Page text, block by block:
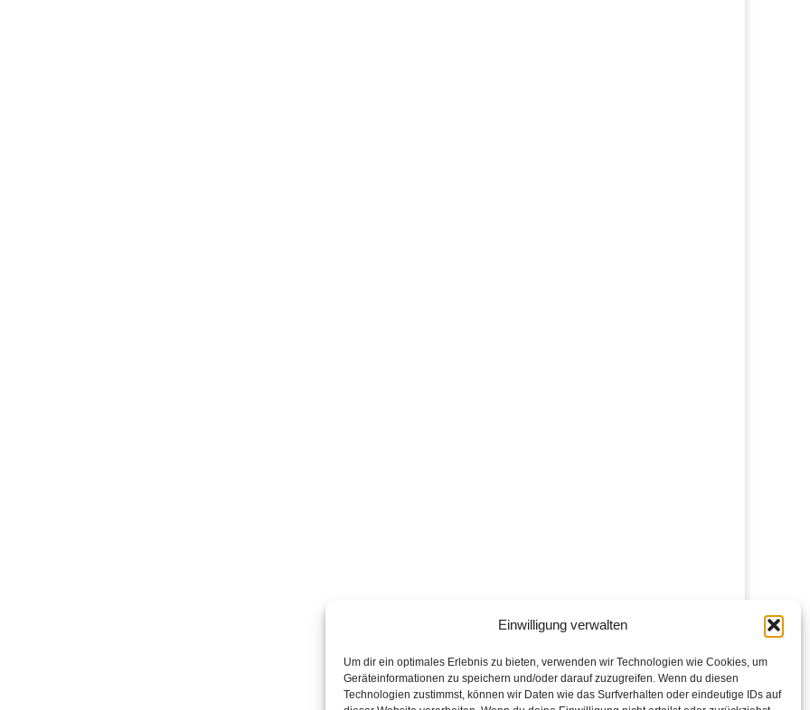
Einwilligung verwalten
Um dir ein optimales Erlebnis zu bieten, verwenden wir Technologien wie Cookies, um
Geräteinformationen zu speichern und/oder darauf zuzugreifen. Wenn du diesen
Technologien zustimmst, können wir Daten wie das Surfverhalten oder eindeutige IDs auf